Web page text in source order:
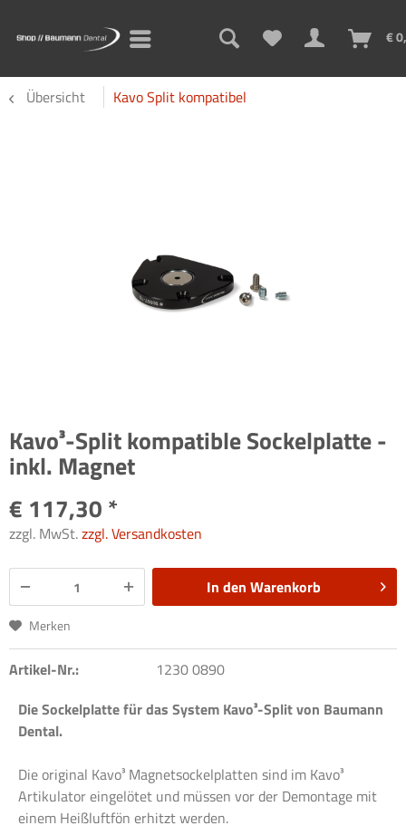
€
Übersicht Kavo Split kompatibel
Kavo³-Split kompatible Sockelplatte -
inkl. Magnet
€ 117,30 *
zzgl. MwSt.zzgl. Versandkosten
In den Warenkorb
Merken
Artikel-Nr.:
1230 0890
Die Sockelplatte für das System Kavo³-Split von Baumann
Dental.
Die original Kavo³ Magnetsockelplatten sind im Kavo³
Artikulator eingelötet und müssen vor der Demontage mit
einem Heißluftfön erhitzt werden.